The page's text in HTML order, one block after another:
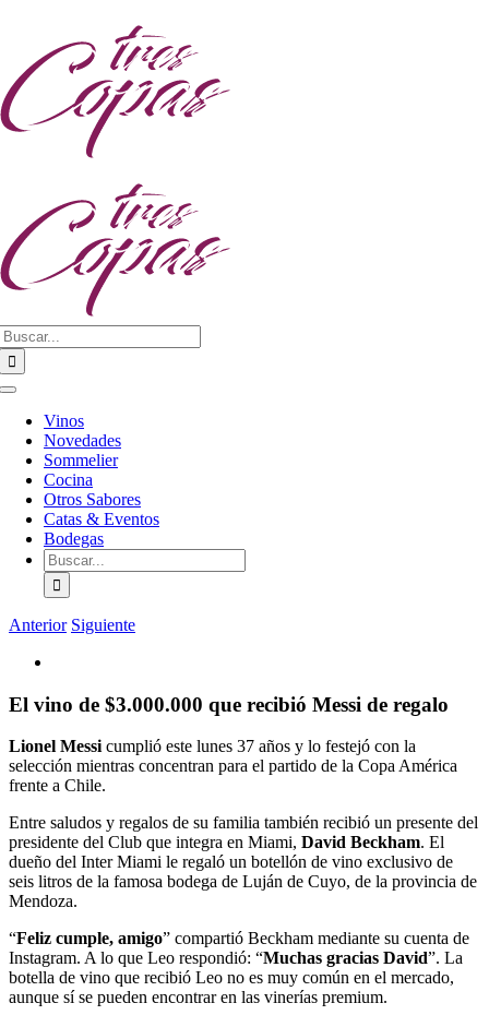
contenido
Toggle
NavigationVinos
Novedades
Sommelier
Cocina
Otros Sabores
Catas & Eventos
Bodegas
Buscar:
Anterior Siguiente
más
El vino de $3.000.000 que recibió Messi de regalo
Lionel Messicumplió este lunes 37 años y lo festejó con la
selección mientras concentran para el partido de la Copa América
frente a Chile.
Entre saludos y regalos de su familia también recibió un presente del
presidente del Club que integra en Miami, David Beckham. El
dueño del Inter Miami le regaló un botellón de vino exclusivo de
seis litros de la famosa bodega de Luján de Cuyo, de la provincia de
Mendoza.
“Feliz cumple, amigo” compartió Beckham mediante su cuenta de
Instagram. A lo que Leo respondió: “Muchas gracias David”. La
botella de vino que recibió Leo no es muy común en el mercado,
aunque sí se pueden encontrar en las vinerías premium.